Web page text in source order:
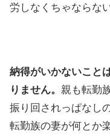
労しなくちゃならな
納得がいかないこと
りません。 親も転勤
振り回されっぱなし
転勤族の妻が何とか